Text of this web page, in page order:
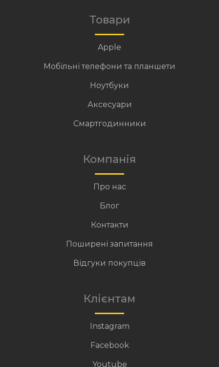
Товари
Apple
Мобільні телефони та планшети
Ноутбуки
Аксесуари
Смартгодинники
Компанія
Про нас
Блог
Контакти
Поширені запитання
Відгуки покупців
Клієнтам
Instagram
Facebook
Youtube